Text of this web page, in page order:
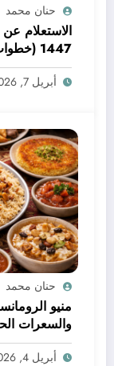
حنان محمد
الاستعلام
1447 (خطوات معرفة الأهلية وقيمة الدعم)
أبريل 7, 2026
حنان محمد
والسعرات
أبريل 4, 2026